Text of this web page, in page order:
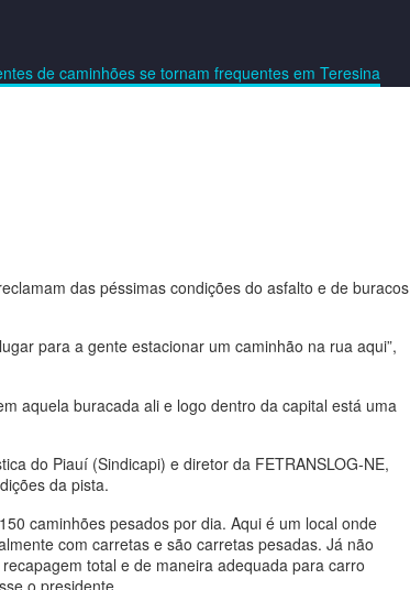
de caminhões se tornam frequentes em Teresina
das péssimas condições do asfalto e de buracos
para a gente estacionar um caminhão na rua aqui”,
aquela buracada ali e logo dentro da capital está uma
do Piauí (Sindicapi) e diretor da FETRANSLOG-NE,
da pista.
caminhões pesados por dia. Aqui é um local onde
com carretas e são carretas pesadas. Já não
total e de maneira adequada para carro
o presidente.